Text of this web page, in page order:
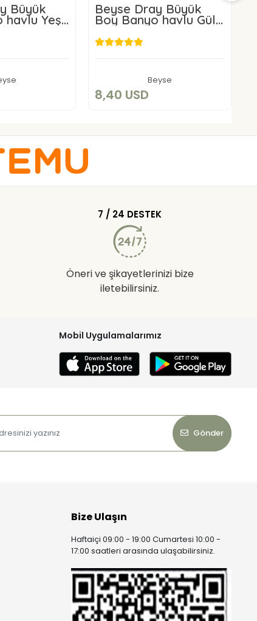
Büyük
Yeşil
Ekle
Beyse Dray Büyük
Boy Banyo havlu Gül
Kurusu 50X150 cm
Beyse
8,40 USD
Sepete Ekle
7 / 24 DESTEK
Öneri ve şikayetlerinizi bize
iletebilirsiniz.
Mobil Uygulamalarımız
Gönder
Bize Ulaşın
Haftaiçi 09:00 - 19:00 Cumartesi 10:00 -
17:00 saatleri arasında ulaşabilirsiniz.